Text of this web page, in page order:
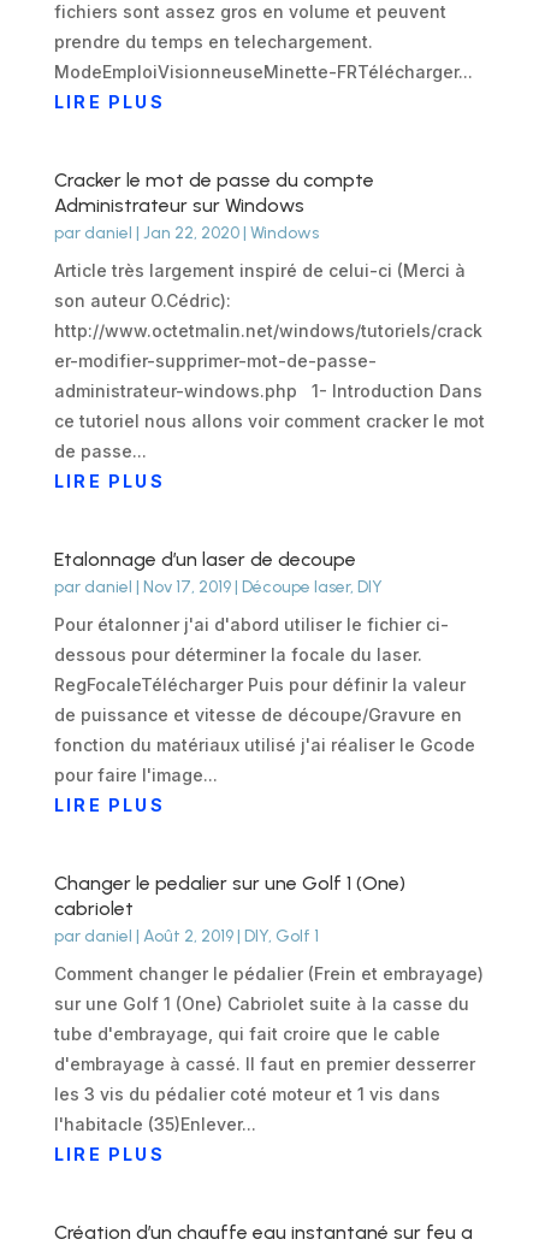
fichiers sont assez gros en volume et peuvent
prendre du temps en telechargement.
ModeEmploiVisionneuseMinette-FRTélécharger...
LIRE PLUS
Cracker le mot de passe du compte
Administrateur sur Windows
par daniel | Jan 22, 2020| Windows
Article très largement inspiré de celui-ci (Merci à
son auteur O.Cédric):
http://www.octetmalin.net/windows/tutoriels/crack
er-modifier-supprimer-mot-de-passe-
administrateur-windows.php 1- Introduction Dans
ce tutoriel nous allons voir comment cracker le mot
de passe...
LIRE PLUS
Etalonnage d’un laser de decoupe
par daniel | Nov 17, 2019| Découpe laser, DIY
Pour étalonner j'ai d'abord utiliser le fichier ci-
dessous pour déterminer la focale du laser.
RegFocaleTélécharger Puis pour définir la valeur
de puissance et vitesse de découpe/Gravure en
fonction du matériaux utilisé j'ai réaliser le Gcode
pour faire l'image...
LIRE PLUS
Changer le pedalier sur une Golf 1 (One)
cabriolet
par daniel | Août 2, 2019| DIY, Golf 1
Comment changer le pédalier (Frein et embrayage)
sur une Golf 1 (One) Cabriolet suite à la casse du
tube d'embrayage, qui fait croire que le cable
d'embrayage à cassé. Il faut en premier desserrer
les 3 vis du pédalier coté moteur et 1 vis dans
l'habitacle (35)Enlever...
LIRE PLUS
Création d’un chauffe eau instantané sur feu a